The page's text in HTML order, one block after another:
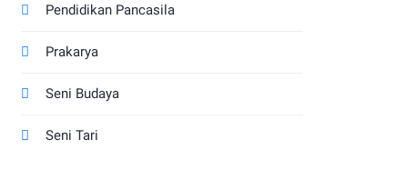
Pendidikan Pancasila
Prakarya
Seni Budaya
Seni Tari